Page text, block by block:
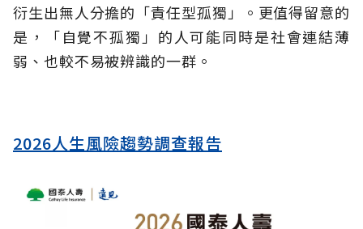
衍生出無人分擔的「責任型孤獨」。更值得留意的
是，「自覺不孤獨」的人可能同時是社會連結薄
弱、也較不易被辨識的一群。
2026人生風險趨勢調查報告